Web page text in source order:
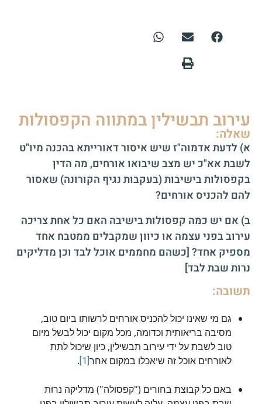
עירוב תבשילין במתווה הקפסולות
שאלה:
א) לדעת אדמוה"ז שיש איסור דאורייתא בהכנה מיו"ט
לשבת אא"כ יש מצב שיבואו אורחים, מה הדין
בקפסולות בישיבות (בעקבות נגיף הקורונה) שאסור
להם להכניס אורחים?
ב) אם יש כמה קפסולות בישיבה האם כל אחת צריכה
עירוב בפני עצמה או כיוון שמקבלים ממטבח אחד
מספיק אחד? [כשהם מחממים אוכל לבד וכן מדליקים
נרות שבת לבד]
תשובה:
גם מי שאינו יכול להכניס אורחים לרשותו ביום טוב,
מסיבה בריאותית וכדומה, מכל מקום יכול לבשל מיום
טוב לשבת על ידי עירוב תבשילין, כיון שיכול לתת
לאורחים אוכל זה שיאכלו במקום אחר[1]
.
באם כל קבוצת בחורים ("קפסולה") מדליקה נרות